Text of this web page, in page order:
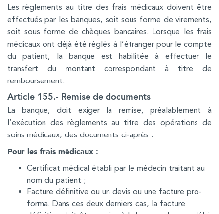
Les règlements au titre des frais médicaux doivent être
effectués par les banques, soit sous forme de virements,
soit sous forme de chèques bancaires. Lorsque les frais
médicaux ont déjà été réglés à l’étranger pour le compte
du patient, la banque est habilitée à effectuer le
transfert du montant correspondant à titre de
remboursement.
Article 155.- Remise de documents
La banque, doit exiger la remise, préalablement à
l’exécution des règlements au titre des opérations de
soins médicaux, des documents ci-après :
Pour les frais médicaux :
Certificat médical établi par le médecin traitant au
nom du patient ;
Facture définitive ou un devis ou une facture pro-
forma. Dans ces deux derniers cas, la facture